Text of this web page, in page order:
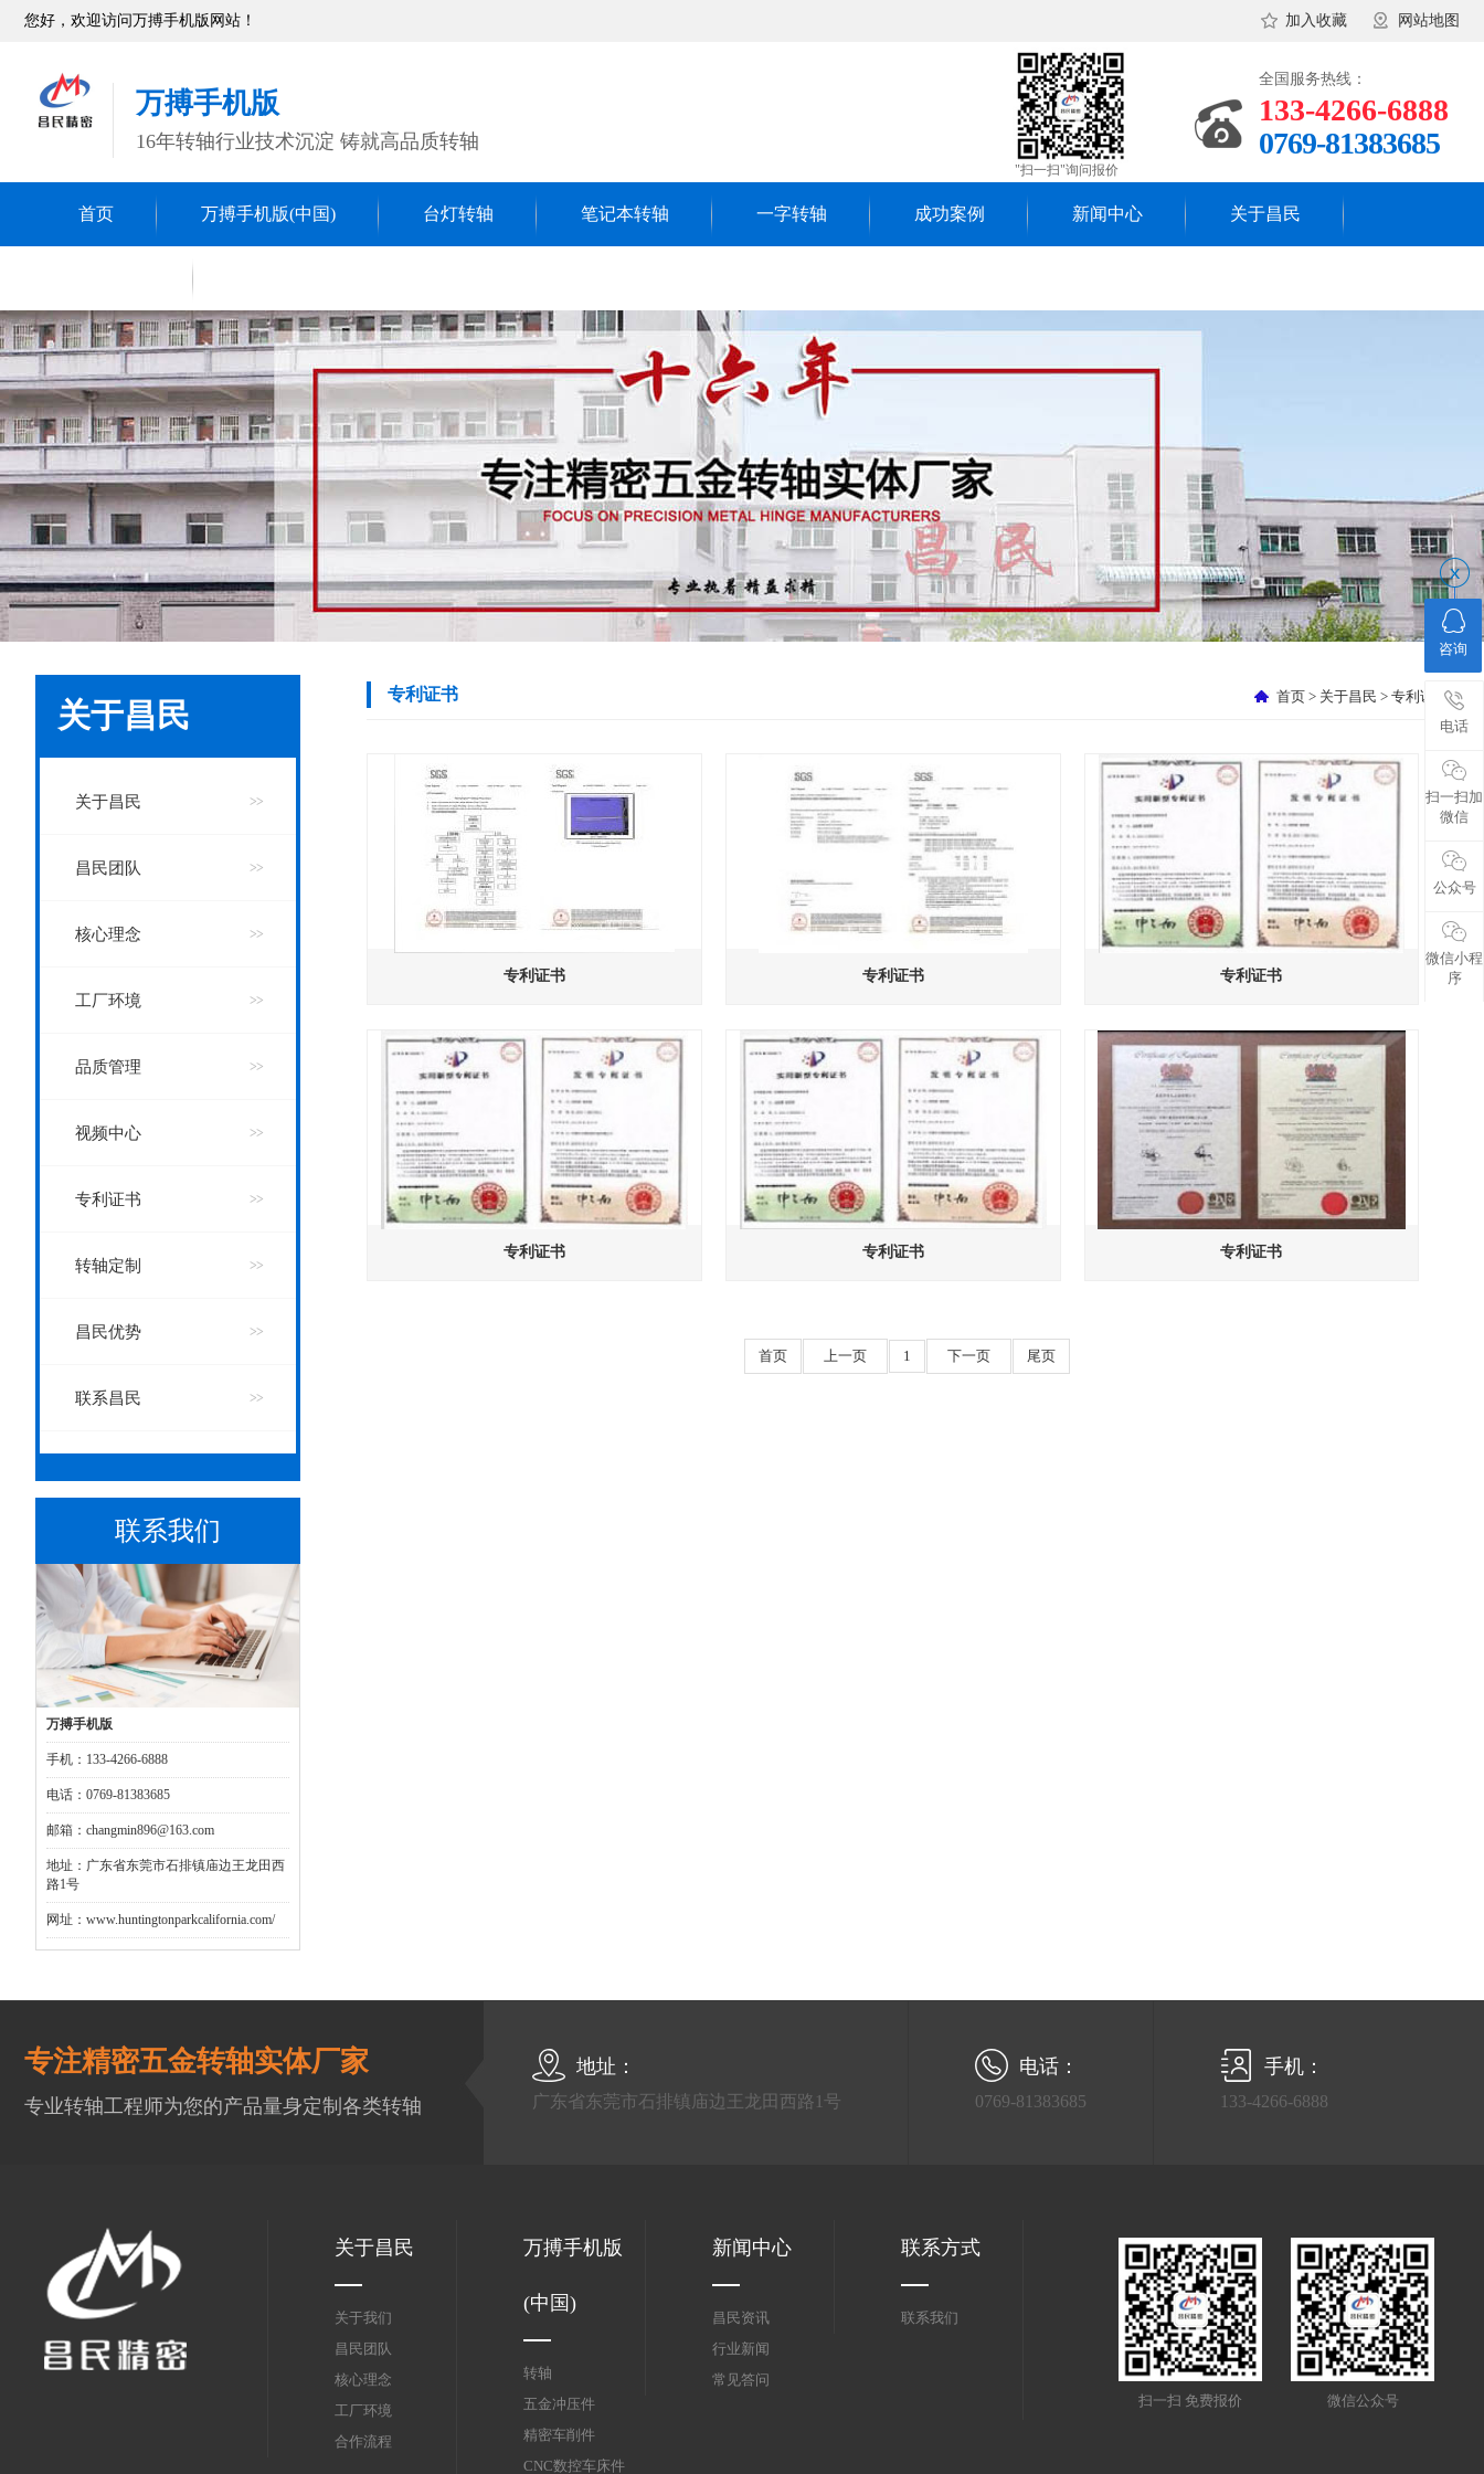
您好，欢迎访问万搏手机版网站！ 加入收藏 网站地图
万搏手机版
16年转轴行业技术沉淀 铸就高品质转轴
全国服务热线：
133-4266-6888
0769-81383685
"扫一扫"询问报价
首页 万搏手机版(中国)
五金冲压件
精密车削件
CNC数控车床件
万搏手机版(中国)配件
台灯转轴 笔记本转轴 一字转轴 成功案例
荣誉客户
新闻中心
常见答问
关于昌民
合作流程
视频中心
转轴定制
昌民优势
关于昌民
关于昌民
昌民团队
核心理念
工厂环境
品质管理
视频中心
专利证书
转轴定制
昌民优势
联系昌民
联系我们
万搏手机版
手机：133-4266-6888
电话：0769-81383685
邮箱：changmin896@163.com
地址：广东省东莞市石排镇庙边王龙田西
路1号
网址：www.huntingtonparkcalifornia.com/
专利证书 首页 > 关于昌民 > 专利证书
专利证书 专利证书 专利证书
专利证书 专利证书 专利证书
首页 上一页 1 下一页 尾页
专注精密五金转轴实体厂家
专业转轴工程师为您的产品量身定制各类转轴
地址：
广东省东莞市石排镇庙边王龙田西路1号
电话：
0769-81383685
手机：
133-4266-6888
关于昌民
关于我们
昌民团队
核心理念
工厂环境
合作流程
万搏手机版
(中国)
转轴
五金冲压件
精密车削件
CNC数控车床件
新闻中心
昌民资讯
行业新闻
常见答问
联系方式
联系我们
扫一扫 免费报价 微信公众号
咨询
电话
扫一扫加
微信
公众号
微信小程
序